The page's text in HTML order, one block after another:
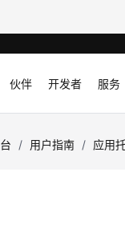
伙伴 开发者 服务
/ 用户指南 / 应用